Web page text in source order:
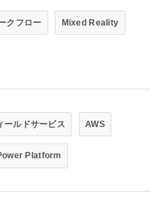
クフロー Mixed Reality
ールドサービス AWS
Platform